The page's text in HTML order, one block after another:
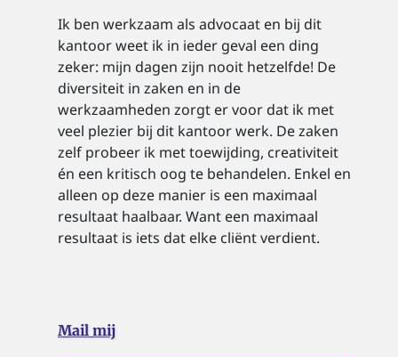
Ik ben werkzaam als advocaat en bij dit
kantoor weet ik in ieder geval een ding
zeker: mijn dagen zijn nooit hetzelfde! De
diversiteit in zaken en in de
werkzaamheden zorgt er voor dat ik met
veel plezier bij dit kantoor werk. De zaken
zelf probeer ik met toewijding, creativiteit
én een kritisch oog te behandelen. Enkel en
alleen op deze manier is een maximaal
resultaat haalbaar. Want een maximaal
resultaat is iets dat elke cliënt verdient.
Mail mij